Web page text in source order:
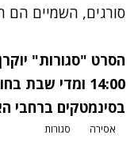
סורגים, השמיים הם
בסינמטקים ברחבי
אסירה סגורות